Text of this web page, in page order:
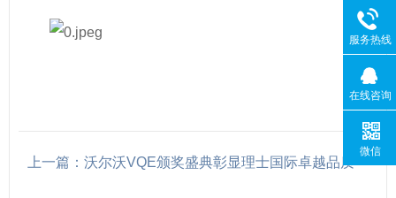
上一篇：沃尔沃VQE颁奖盛典彰显理士国际卓越品质
服务热线
在线咨询
微信